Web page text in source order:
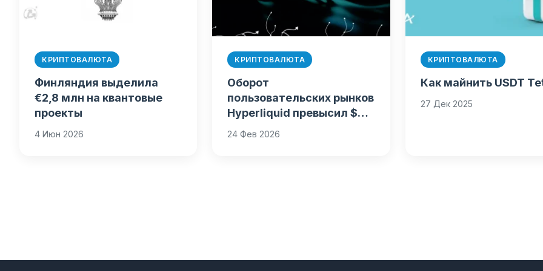
КРИПТОВАЛЮТА
Финляндия выделила
€2,8 млн на квантовые
проекты
4 Июн 2026
КРИПТОВАЛЮТА
Оборот
пользовательских рынков
Hyperliquid превысил $5
млрд
24 Фев 2026
КРИПТОВАЛЮТА
Как майнить USDT
27 Дек 2025